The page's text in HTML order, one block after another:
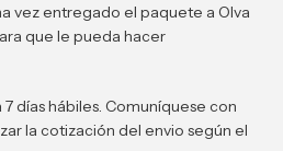
vez entregado el paquete a Olva
que le pueda hacer
días hábiles. Comuníquese con
la cotización del envio según el